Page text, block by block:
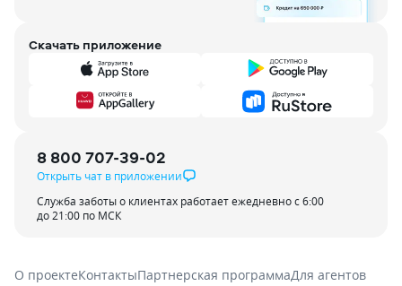
Скачать приложение
8 800 707-39-02
Открыть чат в приложении
Служба заботы о клиентах работает ежедневно с 6:00
до 21:00 по МСК
О проектеКонтактыПартнерская программаДля агентов